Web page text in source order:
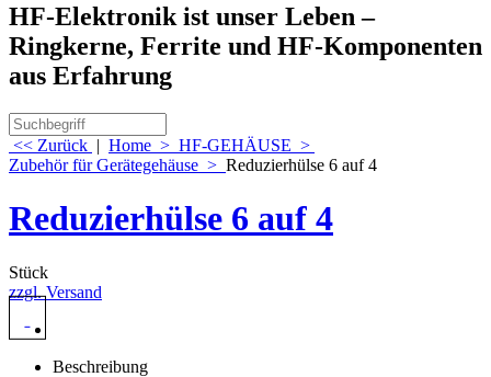
HF-Elektronik ist unser Leben –
Ringkerne, Ferrite und HF-Komponenten
aus Erfahrung
<< Zurück | Home > HF-GEHÄUSE >
Zubehör für Gerätegehäuse > Reduzierhülse 6 auf 4
Reduzierhülse 6 auf 4
Stück
zzgl. Versand
Beschreibung